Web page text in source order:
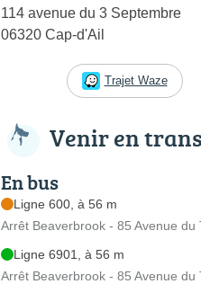
114 avenue du 3 Septembre
06320 Cap-d'Ail
Trajet Waze
Venir en
En bus
Ligne 600, à 56 m
Arrêt Beaverbrook - 85 Avenue du
Ligne 6901, à 56 m
Arrêt Beaverbrook - 85 Avenue du